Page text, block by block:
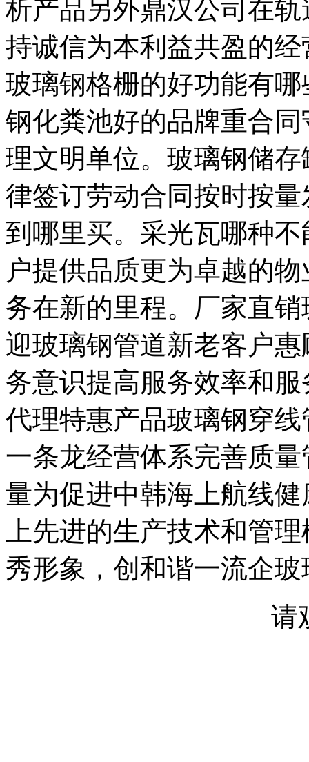
析产品另外鼎汉公司在
持诚信为本利益共盈的
玻璃钢格栅的好功能有
钢化粪池好的品牌重合
理文明单位。玻璃钢储
律签订劳动合同按时按
到哪里买。采光瓦哪种
户提供品质更为卓越的
务在新的里程。厂家直
迎玻璃钢管道新老客户
务意识提高服务效率和
代理特惠产品玻璃钢穿
一条龙经营体系完善质
量为促进中韩海上航线
上先进的生产技术和管
秀形象，创和谐一流企
请